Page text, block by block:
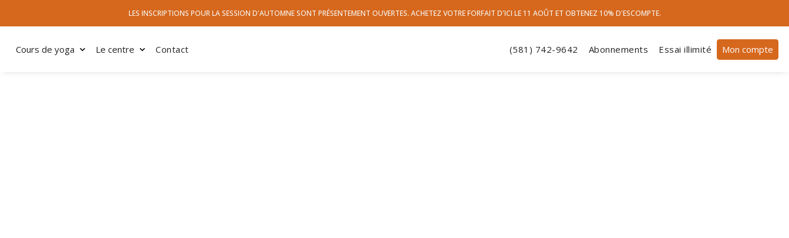
LES INSCRIPTIONS POUR LA SESSION D'AUTOMNE SONT PRÉSENTEMENT OUVERTES. ACHETEZ VOTRE FORFAIT D'ICI LE 11 AOÛT ET OBTENEZ 10% D'ESCOMPTE.
Cours de yoga Le centre Contact (581) 742-9642 Abonnements Essai illimité Mon compte